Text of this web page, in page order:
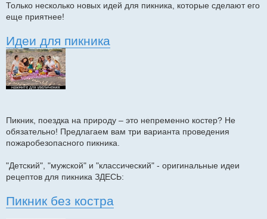
Только несколько новых идей для пикника, которые сделают его
еще приятнее!
Идеи для пикника
Пикник, поездка на природу – это непременно костер? Не
обязательно! Предлагаем вам три варианта проведения
пожаробезопасного пикника.
"Детский", "мужской" и "классический" - оригинальные идеи
рецептов для пикника ЗДЕСЬ:
Пикник без костра